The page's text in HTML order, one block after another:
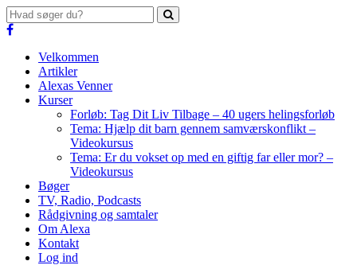
Velkommen
Artikler
Alexas Venner
Kurser
Forløb: Tag Dit Liv Tilbage – 40 ugers helingsforløb
Tema: Hjælp dit barn gennem samværskonflikt –
Videokursus
Tema: Er du vokset op med en giftig far eller mor? –
Videokursus
Bøger
TV, Radio, Podcasts
Rådgivning og samtaler
Om Alexa
Kontakt
Log ind